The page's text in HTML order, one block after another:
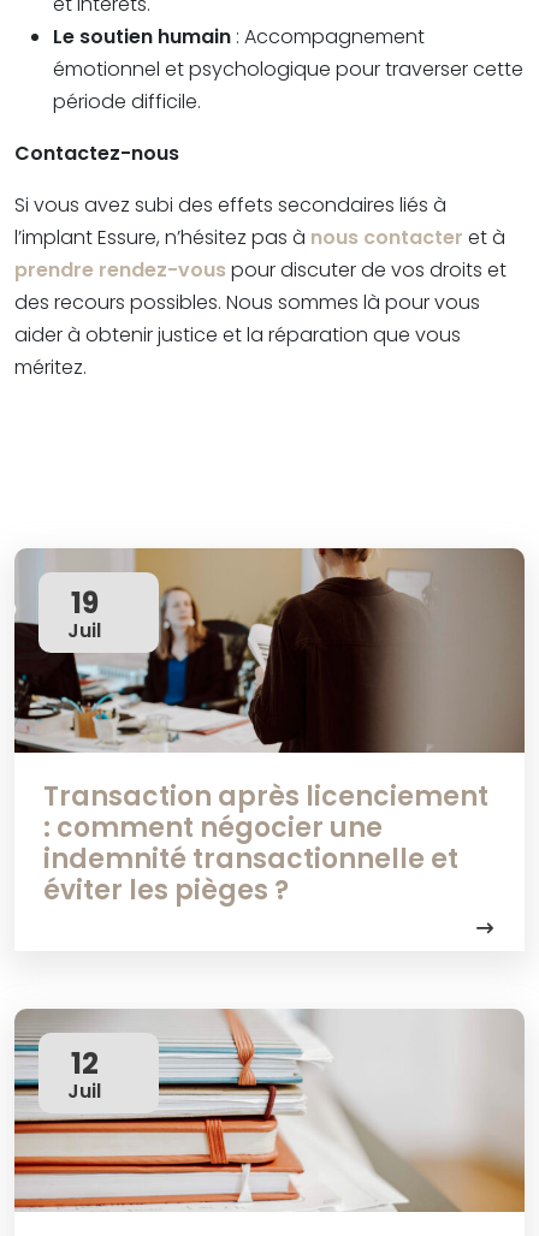
Le soutien humain : Accompagnement
émotionnel et psychologique pour traverser cette
période difficile.
Contactez-nous
Si vous avez subi des effets secondaires liés à
l’implant Essure, n’hésitez pas à nous contacter et à
prendre rendez-vous pour discuter de vos droits et
des recours possibles. Nous sommes là pour vous
aider à obtenir justice et la réparation que vous
méritez.
Transaction après licenciement
: comment négocier une
indemnité transactionnelle et
éviter les pièges ?
19
Juil
12
Juil